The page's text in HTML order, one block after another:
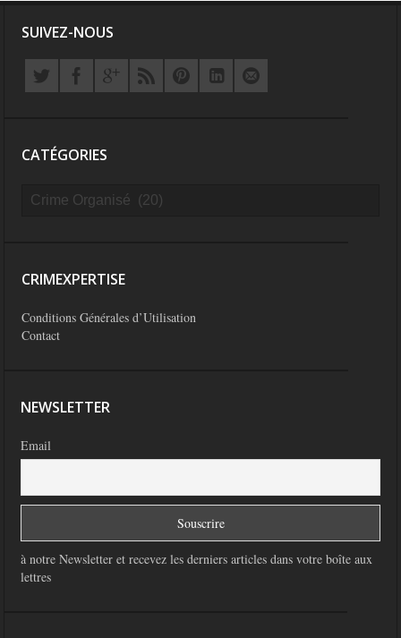
SUIVEZ-NOUS
CATÉGORIES
CRIMEXPERTISE
Conditions Générales d’Utilisation
Contact
NEWSLETTER
Email
à notre Newsletter et recevez les derniers articles dans votre boîte aux
lettres